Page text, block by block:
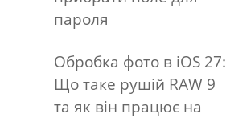
пароля
Обробка фото в iOS 27:
Що таке рушій RAW 9
та як він працює на